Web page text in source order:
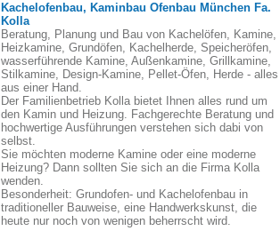
Kachelofenbau, Kaminbau Ofenbau München Fa.
Kolla
Beratung, Planung und Bau von Kachelöfen, Kamine,
Heizkamine, Grundöfen, Kachelherde, Speicheröfen,
wasserführende Kamine, Außenkamine, Grillkamine,
Stilkamine, Design-Kamine, Pellet-Öfen, Herde - alles
aus einer Hand.
Der Familienbetrieb Kolla bietet Ihnen alles rund um
den Kamin und Heizung. Fachgerechte Beratung und
hochwertige Ausführungen verstehen sich dabi von
selbst.
Sie möchten moderne Kamine oder eine moderne
Heizung? Dann sollten Sie sich an die Firma Kolla
wenden.
Besonderheit: Grundofen- und Kachelofenbau in
traditioneller Bauweise, eine Handwerkskunst, die
heute nur noch von wenigen beherrscht wird.